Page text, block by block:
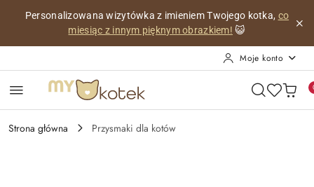
Przejdź do treści głównej
Przejdź do wyszukiwarki
Przejdź do moje konto
Przejdź do menu głównego
Przejdź do opisu produktu
Przejdź do stopki
Personalizowana wizytówka z imieniem Twojego kotka, co
miesiąc z innym pięknym obrazkiem! 😺
Moje konto
Strona główna Przysmaki dla kotów